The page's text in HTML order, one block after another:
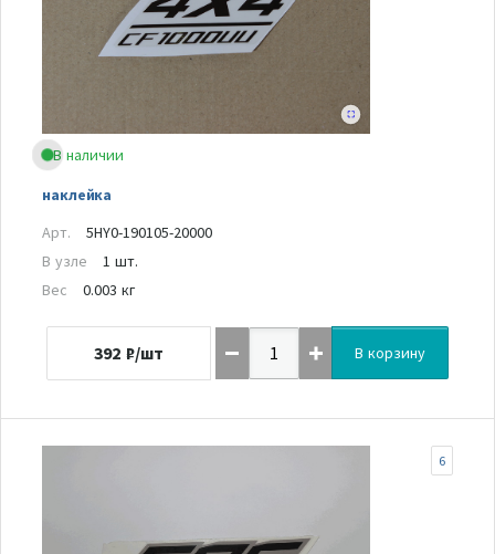
В наличии
наклейка
Арт.
5HY0-190105-20000
В узле
1 шт.
Вес
0.003 кг
392 ₽/шт В корзину
6